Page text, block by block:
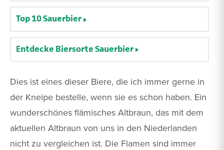
Dies ist eines dieser Biere, die ich immer gerne in
der Kneipe bestelle, wenn sie es schon haben. Ein
wunderschönes flämisches Altbraun, das mit dem
aktuellen Altbraun von uns in den Niederlanden
nicht zu vergleichen ist. Die Flamen sind immer
Top 10 Sauerbier
Entdecke Biersorte Sauerbier